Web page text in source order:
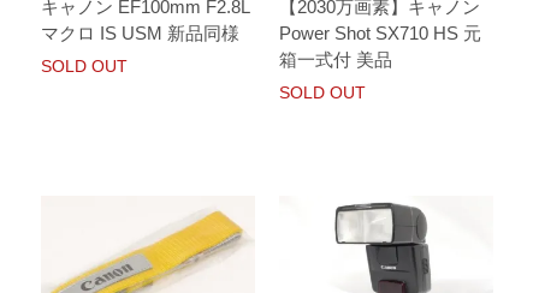
キャノン EF100mm F2.8L
マクロ IS USM 新品同様
SOLD OUT
【2030万画素】キャノン
Power Shot SX710 HS 元
箱一式付 美品
SOLD OUT